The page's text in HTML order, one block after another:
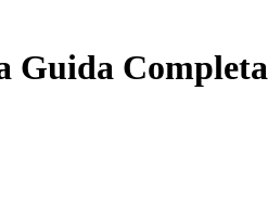
Guida Completa